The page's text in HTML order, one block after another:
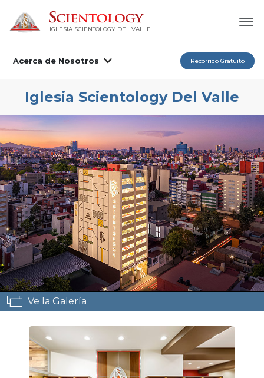
IGLESIA SCIENTOLOGY DEL VALLE
Acerca de Nosotros Recorrido Gratuito
Iglesia Scientology Del Valle
Ve la Galería